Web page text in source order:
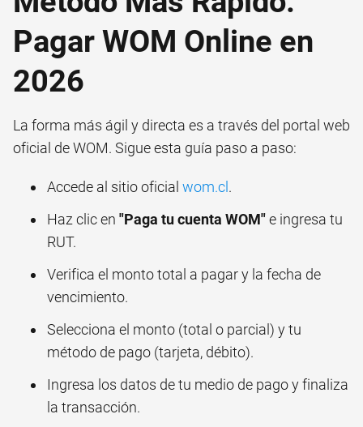
Pagar WOM Online en
2026
La forma más ágil y directa es a través del portal web
oficial de WOM. Sigue esta guía paso a paso:
Accede al sitio oficial wom.cl .
Haz clic en "Paga tu cuenta WOM"e ingresa tu
RUT.
Verifica el monto total a pagar y la fecha de
vencimiento.
Selecciona el monto (total o parcial) y tu
método de pago (tarjeta, débito).
Ingresa los datos de tu medio de pago y finaliza
la transacción.